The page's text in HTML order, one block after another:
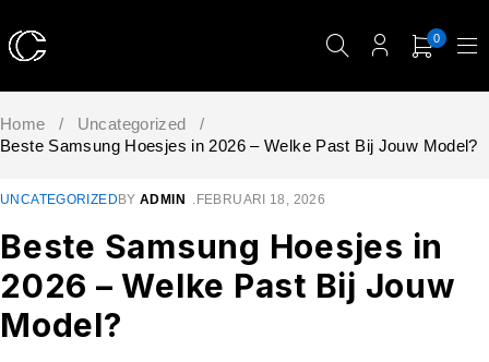
0
Home / Uncategorized
/
Beste Samsung Hoesjes in 2026 – Welke Past Bij Jouw Model?
UNCATEGORIZED BY ADMIN FEBRUARI 18, 2026
Beste Samsung Hoesjes in
2026 – Welke Past Bij Jouw
Model?